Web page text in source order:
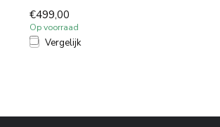
to...
€499,00
Op voorraad
Vergelijk